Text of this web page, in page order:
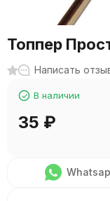
Топпер
Написать
В наличии
35 ₽